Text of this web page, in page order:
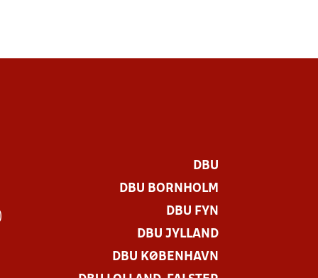
DBU
DBU BORNHOLM
DBU FYN
DBU JYLLAND
DBU KØBENHAVN